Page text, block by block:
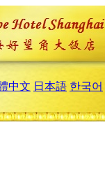
中文 日本語 한국어